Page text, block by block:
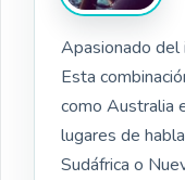
Apasionado del
Esta
como Australia
lugares de
Sudáfrica o